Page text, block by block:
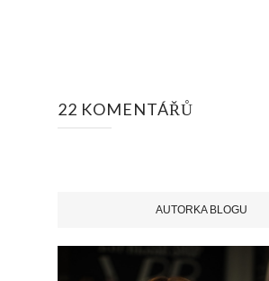
22 KOMENTÁŘŮ
AUTORKA BLOGU